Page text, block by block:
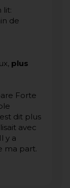
lit:
de
plus
Forte
dit plus
avec
y a
ma part.